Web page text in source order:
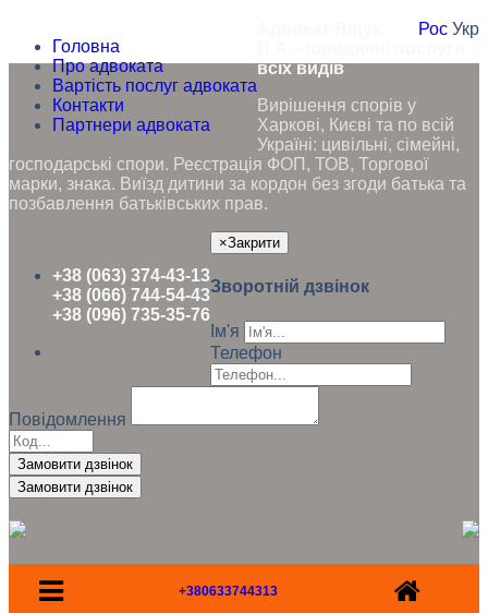
Головна
Про адвоката
Вартість послуг адвоката
Контакти
Партнери адвоката
Рос Укр
всіх видів
Вирішення спорів у
Харкові, Києві та по всій
Україні: цивільні, сімейні,
господарські спори. Реєстрація ФОП, ТОВ, Торгової
марки, знака. Виїзд дитини за кордон без згоди батька та
позбавлення батьківських прав.
+38 (063) 374-43-13
+38 (066) 744-54-43
+38 (096) 735-35-76
×Закрити
Зворотній дзвінок
Ім'я
Телефон
Повідомлення
Замовити дзвінок
+380633744313